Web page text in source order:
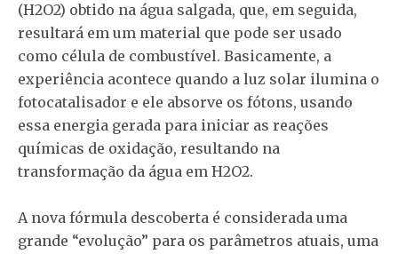
(H2O2) obtido na água salgada, que, em seguida,
resultará em um material que pode ser usado
como célula de combustível. Basicamente, a
experiência acontece quando a luz solar ilumina o
fotocatalisador e ele absorve os fótons, usando
essa energia gerada para iniciar as reações
químicas de oxidação, resultando na
transformação da água em H2O2.
A nova fórmula descoberta é considerada uma
grande “evolução” para os parâmetros atuais, uma